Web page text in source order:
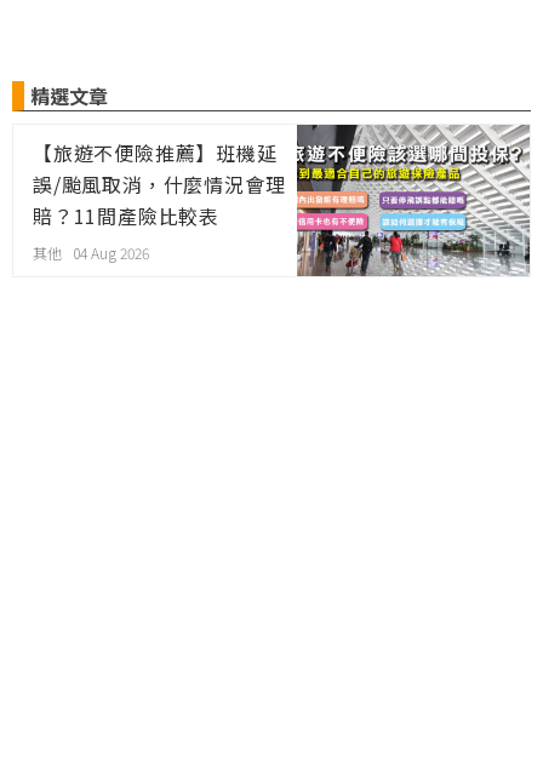
精選文章
【旅遊不便險推薦】班機延
誤/颱風取消，什麼情況會理
賠？11間產險比較表
其他 04 Aug 2026